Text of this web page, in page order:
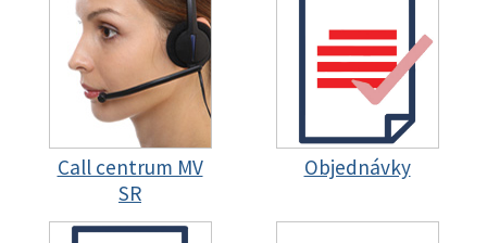
Call centrum MV
SR
Objednávky